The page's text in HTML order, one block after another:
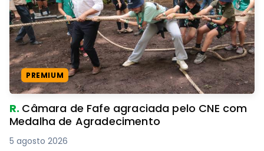
PREMIUM
R. Câmara de Fafe agraciada pelo CNE com
Medalha de Agradecimento
5 agosto 2026